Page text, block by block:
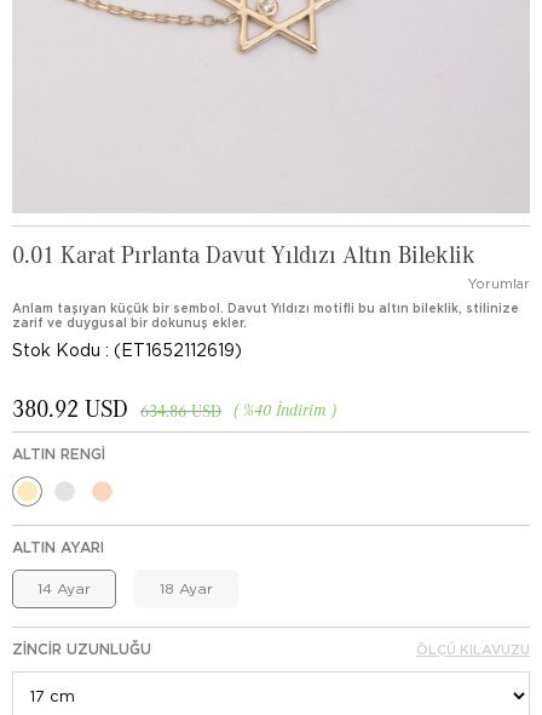
0.01 Karat Pırlanta Davut Yıldızı Altın Bileklik
Yorumlar
Anlam taşıyan küçük bir sembol. Davut Yıldızı motifli bu altın bileklik, stilinize
zarif ve duygusal bir dokunuş ekler.
Stok Kodu (ET1652112619)
%40 İndirim
634.86 USD
380.92 USD
ALTIN RENGI
ALTIN AYARI
14 Ayar 18 Ayar
ZINCIR UZUNLUĞU ÖLÇÜ KILAVUZU